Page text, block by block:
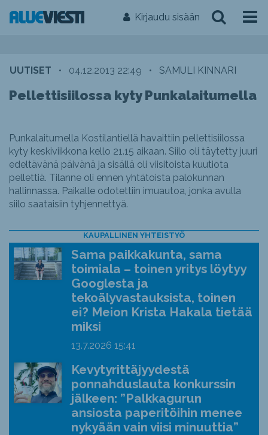
Kirjaudu sisään
UUTISET • 04.12.2013 22:49 • SAMULI KINNARI
Pellettisiilossa kyty Punkalaitumella
Punkalaitumella Kostilantiellä havaittiin pellettisiilossa
kyty keskiviikkona kello 21.15 aikaan. Siilo oli täytetty juuri
edeltävänä päivänä ja sisällä oli viisitoista kuutiota
pellettiä. Tilanne oli ennen yhtätoista palokunnan
hallinnassa. Paikalle odotettiin imuautoa, jonka avulla
siilo saataisiin tyhjennettyä.
KAUPALLINEN YHTEISTYÖ
Sama paikkakunta, sama
toimiala – toinen yritys löytyy
Googlesta ja
tekoälyvastauksista, toinen
ei? Meion Krista Hakala tietää
miksi
13.7.2026 15:41
Kevytyrittäjyydestä
ponnahduslauta konkurssin
jälkeen: ”Palkkagurun
ansiosta paperitöihin menee
nykyään vain viisi minuuttia”